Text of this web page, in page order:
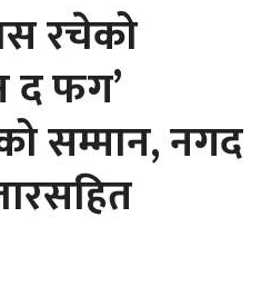
रचेको
द फग’
सम्मान, नगद